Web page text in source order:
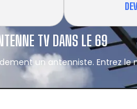
TV DANS LE 69
un antenniste. Entrez le